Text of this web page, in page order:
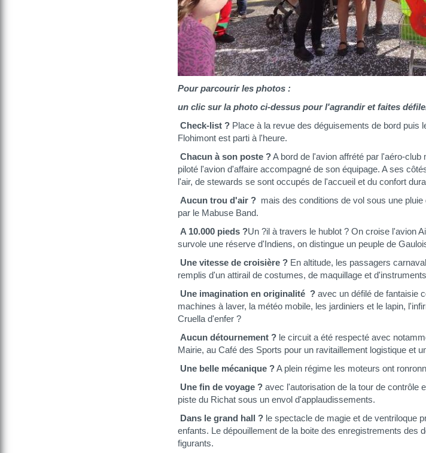
Pour parcourir les photos :
un clic sur la photo ci-dessus pour l'agrandir et faites
Check-list ? Place à la revue des déguisements de bord puis
Flohimont est parti à l'heure.
Chacun à son poste ?A bord de l'avion affrété par l'aéro-
piloté l'avion d'affaire accompagné de son équipage. A ses
l'air, de stewards se sont occupés de l'accueil et du confort
Aucun trou d'air ? mais des conditions de vol sous une
par le Mabuse Band.
A 10.000 pieds ?Un ?il à travers le hublot ? On croise l'avion
survole une réserve d'Indiens, on distingue un peuple de
Une vitesse de croisière ? En altitude, les passagers
remplis d'un attirail de costumes, de maquillage et
Une imagination en originalité ? avec un défilé de fantaisie
machines à laver, la météo mobile, les jardiniers et le lapin,
Cruella d'enfer ?
Aucun détournement ? le circuit a été respecté avec
Mairie, au Café des Sports pour un ravitaillement logistique et
Une belle mécanique ?A plein régime les moteurs ont
Une fin de voyage ? avec l'autorisation de la tour de contrôle
piste du Richat sous un envol d'applaudissements.
Dans le grand hall ? le spectacle de magie et de ventriloque
enfants. Le dépouillement de la boite des enregistrements des
figurants.